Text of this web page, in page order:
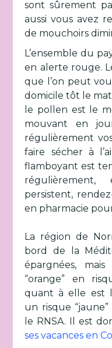
sont sûrement
aussi vous avez
de mouchoirs
L’ensemble du
en alerte rouge.
que l’on peut
domicile tôt le
le pollen est le
mouvant en
régulièrement
faire sécher à
flamboyant est
persistent,
en pharmacie
La région de
bord de la
épargnées,
“orange” en
quant à elle est
un risque “jaune”
le RNSA. Il est
ses vacances en